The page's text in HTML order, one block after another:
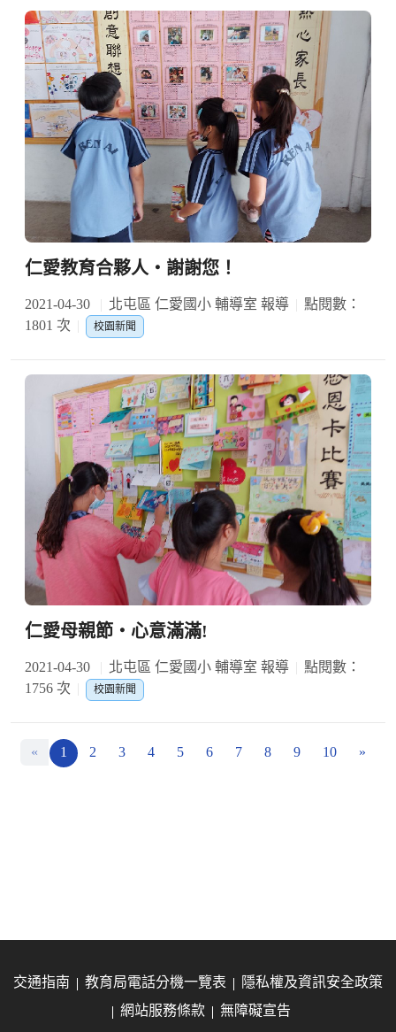
仁愛教育合夥人‧謝謝您！
2021-04-30 北屯區 仁愛國小 輔導室 報導
點閱數：
1801 次
校園新聞
仁愛母親節‧心意滿滿!
2021-04-30 北屯區 仁愛國小 輔導室 報導
點閱數：
1756 次
校園新聞
« 1 2 3 4 5 6 7 8 9 10 »
交通指南 教育局電話分機一覽表
隱私權及資訊安全政策
網站服務條款
無障礙宣告